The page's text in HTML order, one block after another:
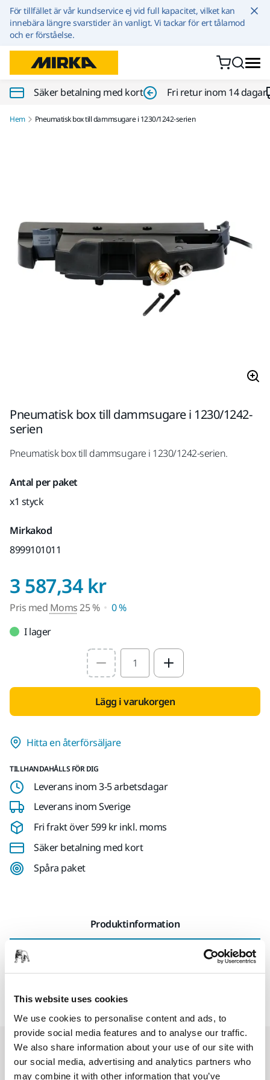
This website uses cookies
We use cookies to personalise content and ads, to
provide social media features and to analyse our traffic.
We also share information about your use of our site with
our social media, advertising and analytics partners who
may combine it with other information that you’ve
Hoppa till innehållet
För tillfället är vår kundservice ej vid full kapacitet, vilket kan
innebära längre svarstider än vanligt. Vi tackar för ert tålamod
och er förståelse.
Säker betalning med kort Fri retur inom 14 dagar
Hem Pneumatisk box till dammsugare i 1230/1242-serien
Pneumatisk box till dammsugare i 1230/1242-
serien
Pneumatisk box till dammsugare i 1230/1242-serien.
Antal per paket
x1 styck
Mirkakod
8999101011
3 587,34 krPris med Moms
Pris med Moms25 %
0 %
I lager
Select quantity value
Lägg i varukorgen
Hitta en återförsäljare
TILLHANDAHÅLLS FÖR DIG
Leverans inom 3-5 arbetsdagar
Leverans inom Sverige
Fri frakt över 599 kr inkl. moms
Säker betalning med kort
Spåra paket
Produktinformation
Relaterade produkter